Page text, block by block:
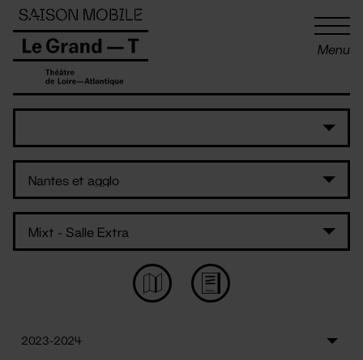
Menu
Panneau de gestion des cookies